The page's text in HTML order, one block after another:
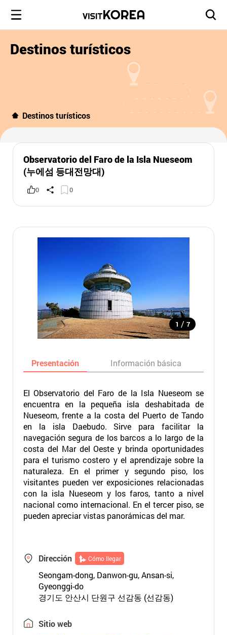
Destinos turísticos
Destinos turísticos
Observatorio del Faro de la Isla Nueseom
(누에섬 등대전망대)
0 0
1 / 7
Presentación Información básica
El Observatorio del Faro de la Isla Nueseom se
encuentra en la pequeña isla deshabitada de
Nueseom, frente a la costa del Puerto de Tando
en la isla Daebudo. Sirve para facilitar la
navegación segura de los barcos a lo largo de la
costa del Mar del Oeste y brinda oportunidades
para el turismo costero y el aprendizaje sobre la
naturaleza. En el primer y segundo piso, los
visitantes pueden ver exposiciones relacionadas
con la isla Nueseom y los faros, tanto a nivel
nacional como internacional. En el tercer piso, se
pueden apreciar vistas panorámicas del mar.
Dirección Cómo llegar
Seongam-dong, Danwon-gu, Ansan-si,
Gyeonggi-do
경기도 안산시 단원구 선감동 (선감동)
Sitio web